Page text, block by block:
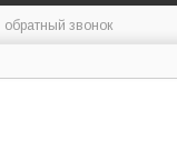
обратный звонок